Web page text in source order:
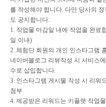
를 작성해야 합니다. 다만 당사의
도 공지합니다.
1. 작업물 마감일 내에 작업을 완료
일 이내)
2. 체험단 회원의 개인 인스타그램
네이버블로그 리뷰작성 시 서비스
수로 삽입합니다.
3. 인스타그램 게시물 작성 시 리워
첨부
4. 제공받은 리워드는 키플랫 작업